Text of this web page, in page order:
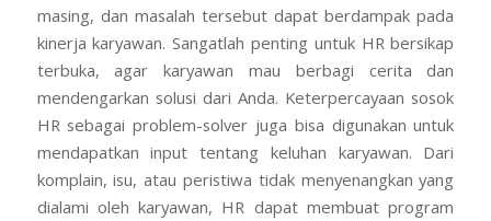
masing, dan masalah tersebut dapat berdampak pada
kinerja karyawan. Sangatlah penting untuk HR bersikap
terbuka, agar karyawan mau berbagi cerita dan
mendengarkan solusi dari Anda. Keterpercayaan sosok
HR sebagai problem-solver juga bisa digunakan untuk
mendapatkan input tentang keluhan karyawan. Dari
komplain, isu, atau peristiwa tidak menyenangkan yang
dialami oleh karyawan, HR dapat membuat program